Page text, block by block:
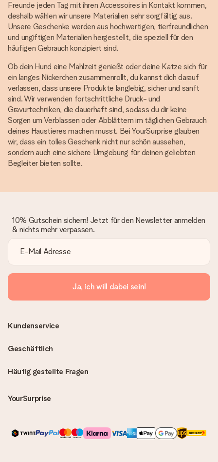
Freunde jeden Tag mit ihren Accessoires in Kontakt kommen,
deshalb wählen wir unsere Materialien sehr sorgfältig aus.
Unsere Geschenke werden aus hochwertigen, tierfreundlichen
und ungiftigen Materialien hergestellt, die speziell für den
häufigen Gebrauch konzipiert sind.
Ob dein Hund eine Mahlzeit genießt oder deine Katze sich für
ein langes Nickerchen zusammenrollt, du kannst dich darauf
verlassen, dass unsere Produkte langlebig, sicher und sanft
sind. Wir verwenden fortschrittliche Druck- und
Gravurtechniken, die dauerhaft sind, sodass du dir keine
Sorgen um Verblassen oder Abblättern im täglichen Gebrauch
deines Haustieres machen musst. Bei YourSurprise glauben
wir, dass ein tolles Geschenk nicht nur schön aussehen,
sondern auch eine sichere Umgebung für deinen geliebten
Begleiter bieten sollte.
10% Gutschein sichern! Jetzt für den Newsletter anmelden
& nichts mehr verpassen.
Ja, ich will dabei sein!
Häufig gestellte Fragen
YourSurprise
Kundenservice
Geschäftlich